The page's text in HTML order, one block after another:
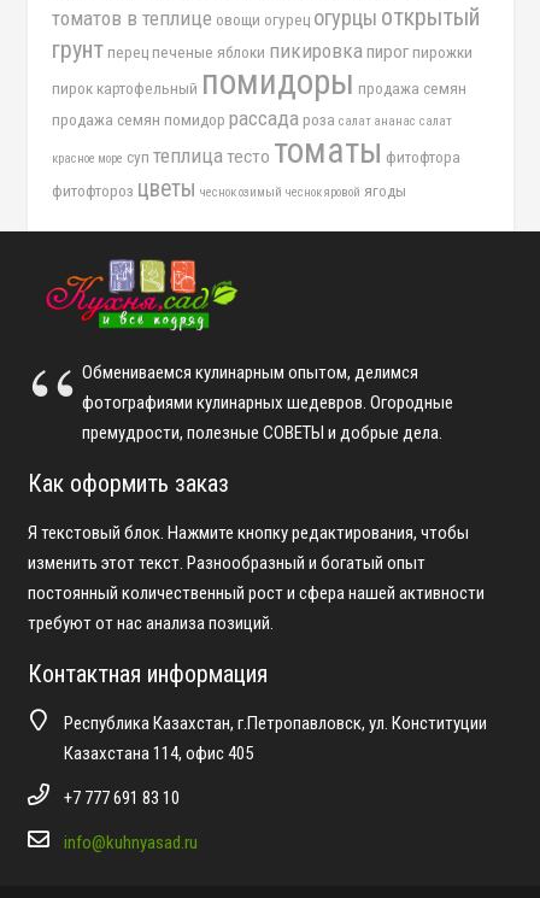
томатов в теплице овощи огурец огурцы открытый
грунт перец печеные яблоки пикировка пирог пирожки
пирок картофельный помидоры продажа семян
продажа семян помидор рассада роза салат ананас салат
красное море суп теплица тесто томаты фитофтора
фитофтороз цветы чеснок озимый чеснок яровой ягоды
Обмениваемся кулинарным опытом, делимся
фотографиями кулинарных шедевров. Огородные
премудрости, полезные СОВЕТЫ и добрые дела.
Как оформить заказ
Я текстовый блок. Нажмите кнопку редактирования, чтобы
изменить этот текст. Разнообразный и богатый опыт
постоянный количественный рост и сфера нашей активности
требуют от нас анализа позиций.
Контактная информация
Республика Казахстан, г.Петропавловск, ул. Конституции
Казахстана 114, офис 405
+7 777 691 83 10
info@kuhnyasad.ru